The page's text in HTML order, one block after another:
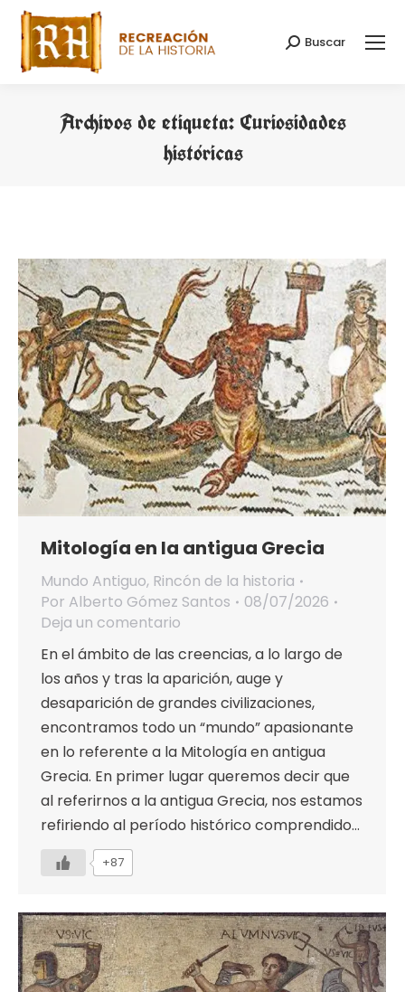
Buscar:
Buscar
Archivos de etiqueta: Curiosidades
históricas
Mitología en la antigua Grecia
Mundo Antiguo, Rincón de la historia
Por Alberto Gómez Santos
08/07/2026
Deja un comentario
En el ámbito de las creencias, a lo largo de
los años y tras la aparición, auge y
desaparición de grandes civilizaciones,
encontramos todo un “mundo” apasionante
en lo referente a la Mitología en antigua
Grecia. En primer lugar queremos decir que
al referirnos a la antigua Grecia, nos estamos
refiriendo al período histórico comprendido…
+87